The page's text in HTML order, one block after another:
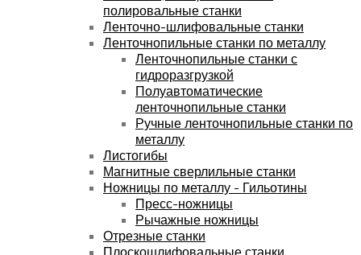
полировальные станки
Ленточно-шлифовальные станки
Ленточнопильные станки по металлу
Ленточнопильные станки с
гидроразгрузкой
Полуавтоматические
ленточнопильные станки
Ручные ленточнопильные станки по
металлу
Листогибы
Магнитные сверлильные станки
Ножницы по металлу - Гильотины
Пресс-ножницы
Рычажные ножницы
Отрезные станки
Плоскошлифовальные станки